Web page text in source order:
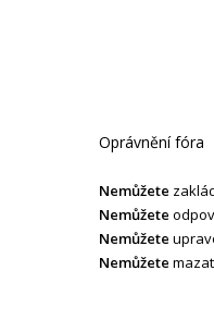
Oprávnění fóra
Nemůžete
Nemůžete
Nemůžete
Nemůžete